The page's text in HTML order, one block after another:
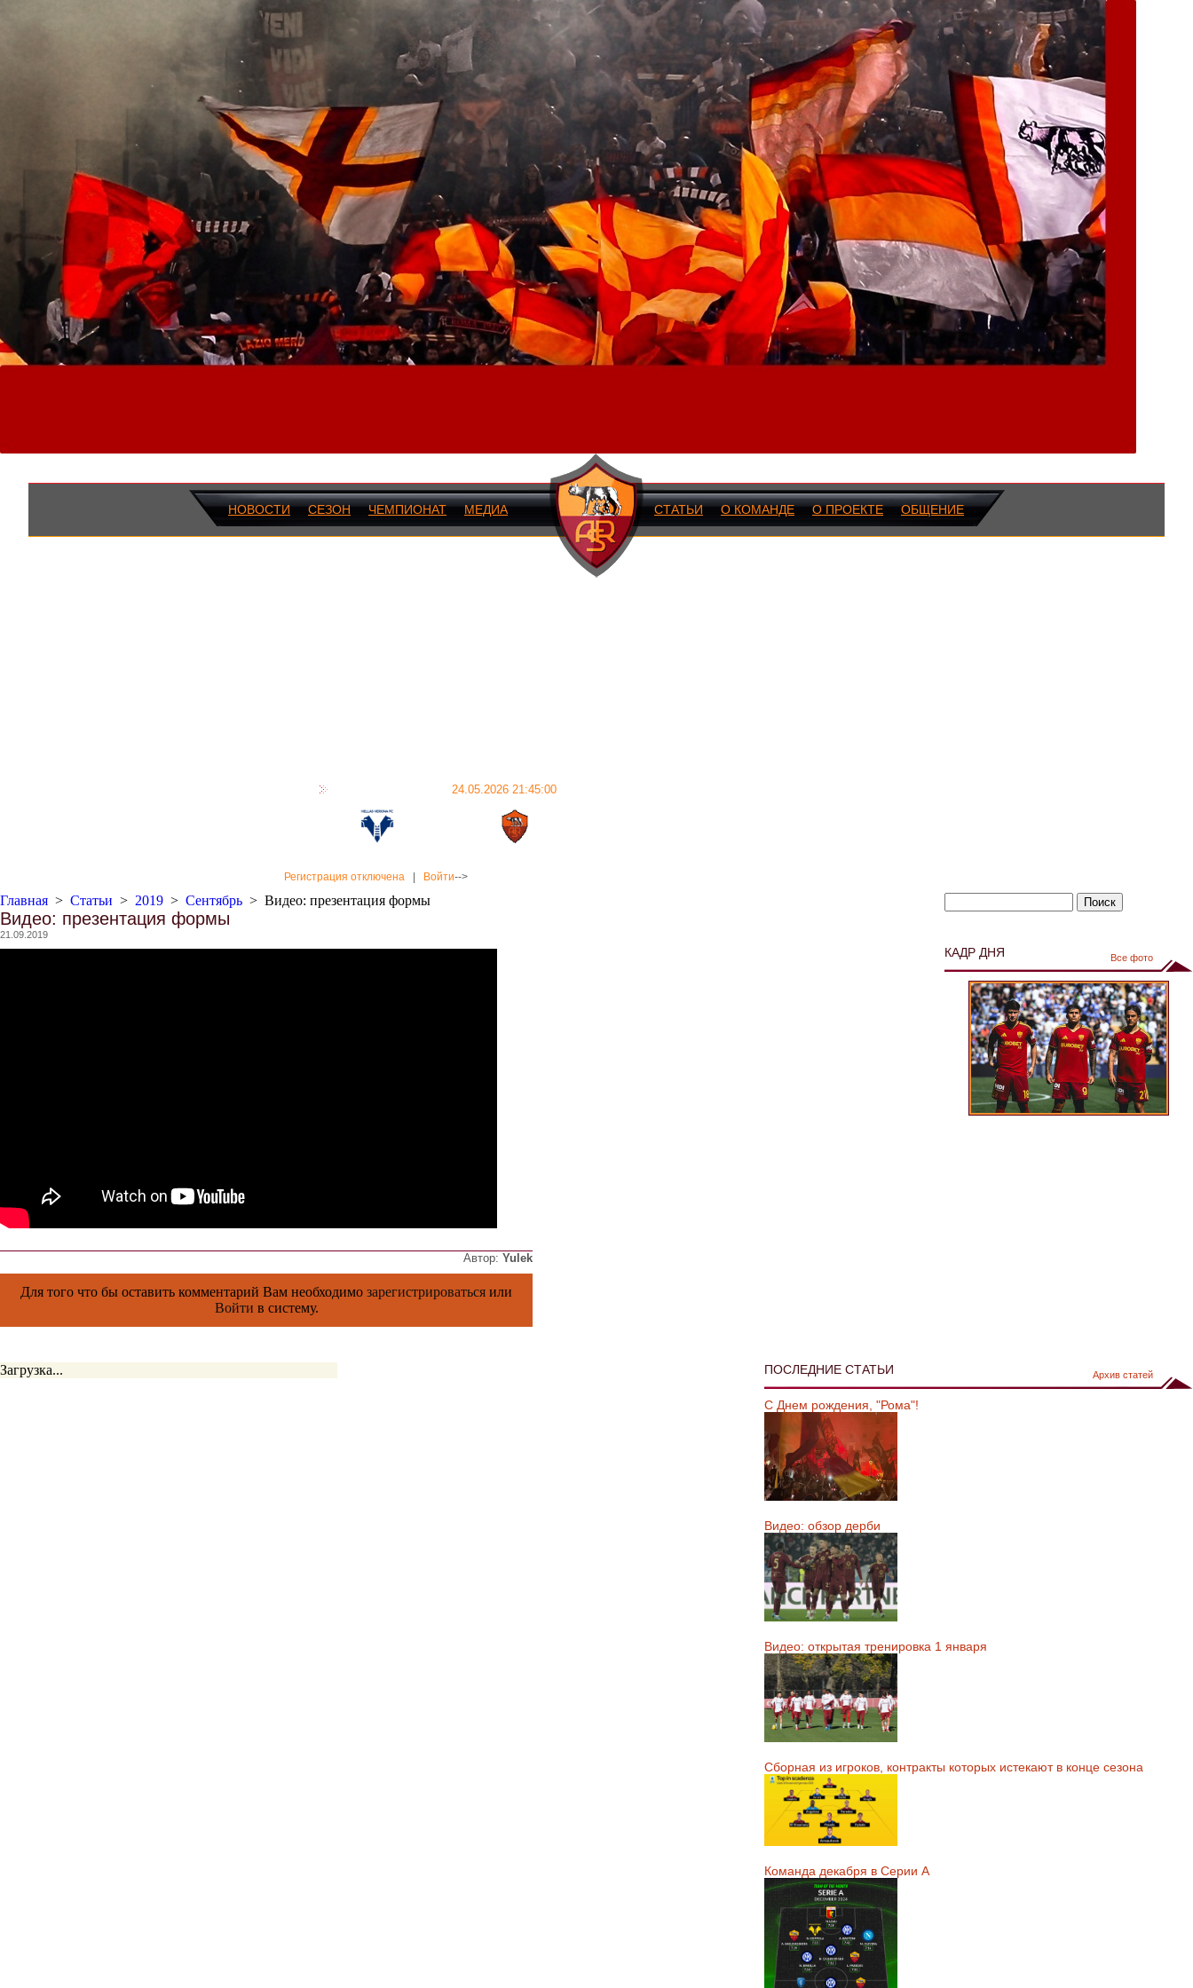
НОВОСТИ СЕЗОН ЧЕМПИОНАТ МЕДИА СТАТЬИ О КОМАНДЕ О ПРОЕКТЕ ОБЩЕНИЕ
24.05.2026 21:45:00
Регистрация отключена Войти-->
Главная > Статьи > 2019 > Сентябрь > Видео: презентация формы
Видео: презентация формы
21.09.2019
Автор: Yulek
Для того что бы оставить комментарий Вам необходимо зарегистрироваться или
Войти в систему.
КАДР ДНЯ Все фото
Загрузка... ПОСЛЕДНИЕ СТАТЬИ Архив статей
С Днем рождения, "Рома"!
Видео: обзор дерби
Видео: открытая тренировка 1 января
Сборная из игроков, контракты которых истекают в конце сезона
Команда декабря в Серии А